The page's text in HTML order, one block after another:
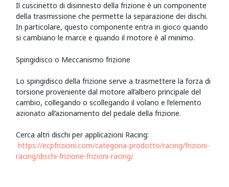
Il cuscinetto di disinnesto della frizione è un componente
della trasmissione che permette la separazione dei dischi.
In particolare, questo componente entra in gioco quando
si cambiano le marce e quando il motore è al minimo.
Spingidisco o Meccanismo frizione
Lo spingidisco della frizione serve a trasmettere la forza di
torsione proveniente dal motore all’albero principale del
cambio, collegando o scollegando il volano e l’elemento
azionato all’azionamento del pedale della frizione.
Cerca altri dischi per applicazioni Racing:
https://ecpfrizioni.com/categoria-prodotto/racing/frizioni-
racing/dischi-frizione-frizioni-racing/